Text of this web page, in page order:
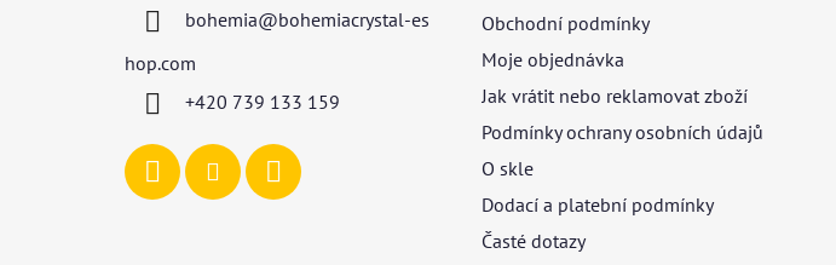
bohemia@bohemiacrystal-es
hop.com
+420 739 133 159
Obchodní podmínky
Moje objednávka
Jak vrátit nebo reklamovat zboží
Podmínky ochrany osobních údajů
O skle
Dodací a platební podmínky
Časté dotazy